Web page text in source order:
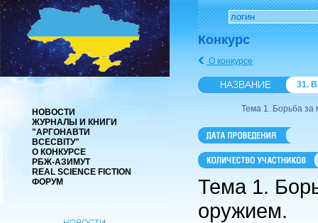
НОВОСТИ
ЖУРНАЛЫ И КНИГИ
"АРГОНАВТИ
ВСЕСВІТУ"
О КОНКУРСЕ
РБЖ-АЗИМУТ
REAL SCIENCE FICTION
ФОРУМ
Конкурс
О конкурсе
31.
Тема 1. Борьба
Тема 1.
оружием.